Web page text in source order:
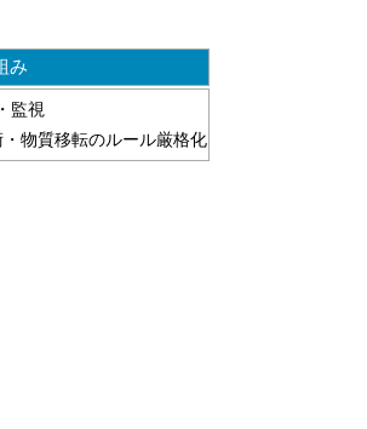
み
監視
物質移転のルール厳格化